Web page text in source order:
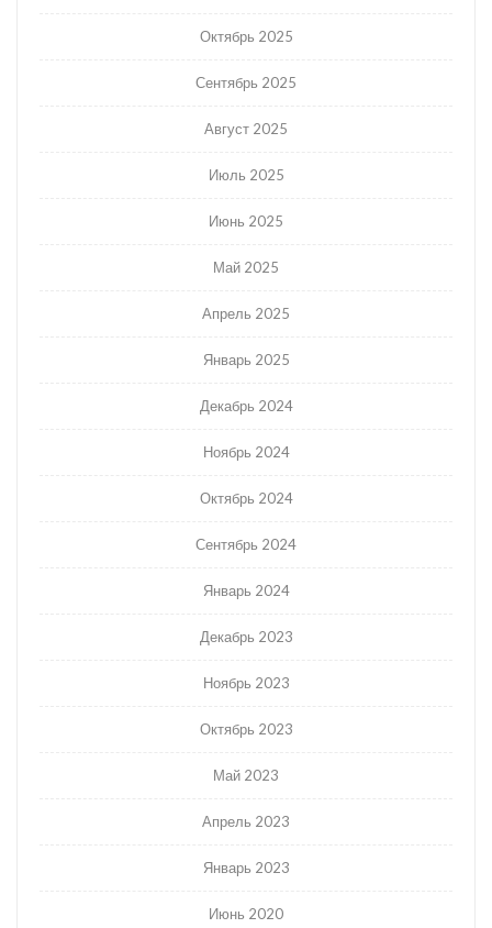
Октябрь 2025
Сентябрь 2025
Август 2025
Июль 2025
Июнь 2025
Май 2025
Апрель 2025
Январь 2025
Декабрь 2024
Ноябрь 2024
Октябрь 2024
Сентябрь 2024
Январь 2024
Декабрь 2023
Ноябрь 2023
Октябрь 2023
Май 2023
Апрель 2023
Январь 2023
Июнь 2020